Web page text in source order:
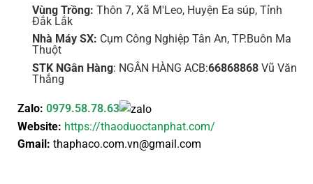
Vùng Trồng: Thôn 7, Xã M'Leo, Huyện Ea súp, Tỉnh
Đắk Lắk
Nhà Máy SX: Cụm Công Nghiệp Tân An, TP.Buôn Ma
Thuột
STK NGân Hàng: NGÂN HÀNG ACB:66868868Vũ Văn
Thắng
Zalo: 0979.58.78.63
Website: https://thaoduoctanphat.com/
Gmail: thaphaco.com.vn@gmail.com